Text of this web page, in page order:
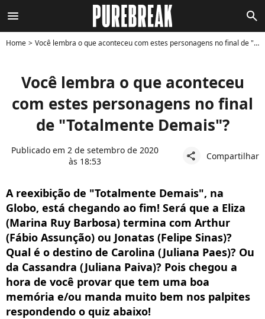
menu search
Home Você lembra o que aconteceu com estes personagens no final de "Totalmente Demais"?
Você lembra o que aconteceu
com estes personagens no final
de "Totalmente Demais"?
Publicado em 2 de setembro de 2020
às 18:53
share Compartilhar
A reexibição de "Totalmente Demais", na
Globo, está chegando ao fim! Será que a Eliza
(Marina Ruy Barbosa) termina com Arthur
(Fábio Assunção) ou Jonatas (Felipe Sinas)?
Qual é o destino de Carolina (Juliana Paes)? Ou
da Cassandra (Juliana Paiva)? Pois chegou a
hora de você provar que tem uma boa
memória e/ou manda muito bem nos palpites
respondendo o quiz abaixo!